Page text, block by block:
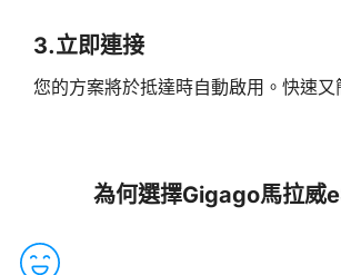
3.立即連接
您的方案將於抵達時自動啟用。快速又
為何選擇Gigago馬拉威